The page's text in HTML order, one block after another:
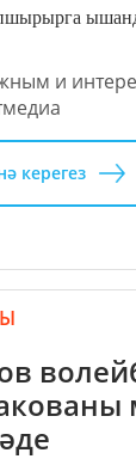
и
керегез